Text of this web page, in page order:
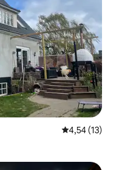
Gemiddelde
4,54 (13)